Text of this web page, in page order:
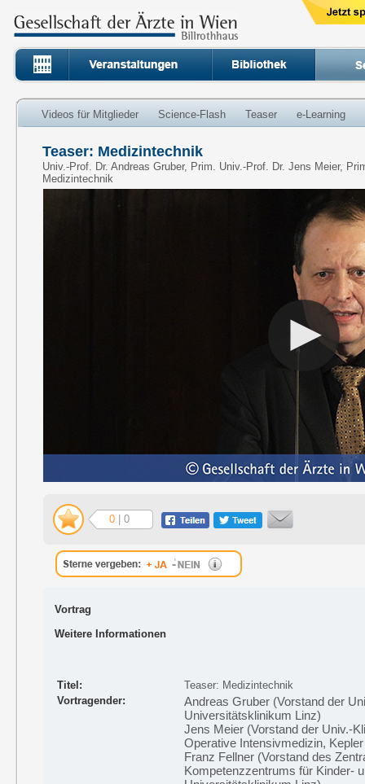
Videos für Mitglieder Science-Flash Teaser e-Learning
Teaser: Medizintechnik
Univ.-Prof. Dr. Andreas Gruber, Prim. Univ.-Prof. Dr. Jens Meier,
Medizintechnik
0 | 0
Vortrag
Weitere Informationen
Titel:
Teaser: Medizintechnik
Vortragender:
Andreas Gruber (Vorstand der
Universitätsklinikum Linz)
Jens Meier (Vorstand der Univ.-
Operative Intensivmedizin,
Franz Fellner (Vorstand des
Kompetenzzentrums für Kinder-